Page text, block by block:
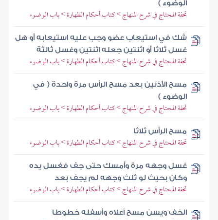
الوضوء )
تحفة المحتاج في شرح المنهاج > كتاب أحكام الطهارة > باب الوضوء
شك في استيعاب عضو وجب عليه استيعابه أو هل
غسل ثلاثا أو اثنتين جعله اثنتين وغسل ثالثة
تحفة المحتاج في شرح المنهاج > كتاب أحكام الطهارة > باب الوضوء
مسح الأذنين بعد مسح الرأس مرة واحدة ( في
الوضوء )
تحفة المحتاج في شرح المنهاج > كتاب أحكام الطهارة > باب الوضوء
مسح الرأس ثلاثا
تحفة المحتاج في شرح المنهاج > كتاب أحكام الطهارة > باب الوضوء
غسل وجهه مرة وأمسك حتى جف فغسل يده
وكان بحيث لو ثلث وجهه لم يجف بعد
تحفة المحتاج في شرح المنهاج > كتاب أحكام الطهارة > باب الوضوء
الخف ويسن مسح أعلاه وأسفله خطوطا